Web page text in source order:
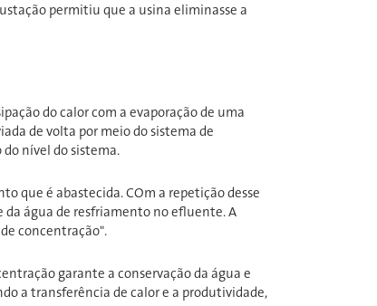
permitiu que a usina eliminasse a
do calor com a evaporação de uma
de volta por meio do sistema de
nível do sistema.
que é abastecida. COm a repetição desse
da água de resfriamento no efluente. A
concentração".
garante a conservação da água e
a transferência de calor e a produtividade,